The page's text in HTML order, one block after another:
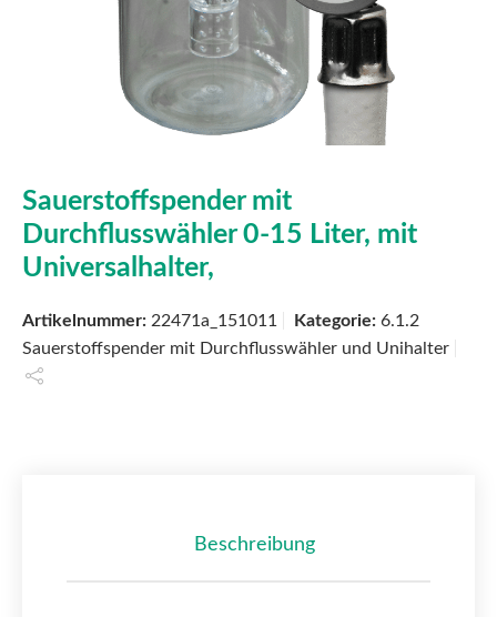
Sauerstoffspender mit
Durchflusswähler 0-15 Liter, mit
Universalhalter,
Artikelnummer: 22471a_151011 Kategorie: 6.1.2
Sauerstoffspender mit Durchflusswähler und Unihalter
Beschreibung